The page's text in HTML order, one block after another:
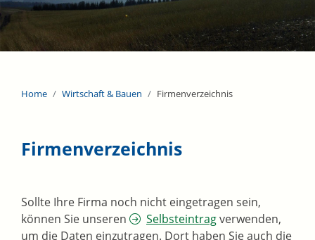
Home Wirtschaft & Bauen Firmenverzeichnis
Firmenverzeichnis
Sollte Ihre Firma noch nicht eingetragen sein,
können Sie unseren
Selbsteintragverwenden,
um die Daten einzutragen. Dort haben Sie auch die